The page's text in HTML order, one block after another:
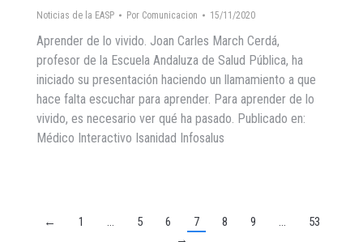
Noticias de la EASP Por Comunicacion 15/11/2020
Aprender de lo vivido. Joan Carles March Cerdá,
profesor de la Escuela Andaluza de Salud Pública, ha
iniciado su presentación haciendo un llamamiento a que
hace falta escuchar para aprender. Para aprender de lo
vivido, es necesario ver qué ha pasado. Publicado en:
Médico Interactivo Isanidad Infosalus
← 1 … 5 6 7 8 9 …
53